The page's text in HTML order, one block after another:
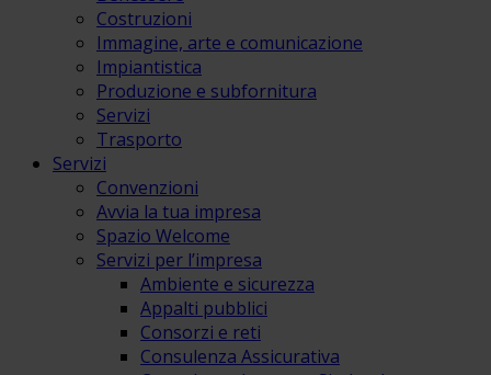
Costruzioni
Immagine, arte e comunicazione
Impiantistica
Produzione e subfornitura
Servizi
Trasporto
Servizi
Convenzioni
Avvia la tua impresa
Spazio Welcome
Servizi per l’impresa
Ambiente e sicurezza
Appalti pubblici
Consorzi e reti
Consulenza Assicurativa